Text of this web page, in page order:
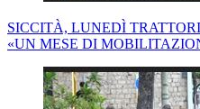
SICCITÀ, LUNEDÌ
«UN MESE DI